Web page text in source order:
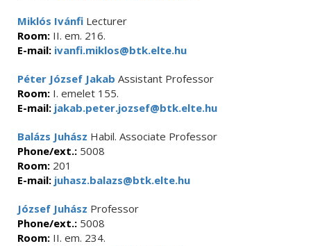
Miklós Ivánfi Lecturer
Room: II. em. 216.
E-mail: ivanfi.miklos@btk.elte.hu
Péter József Jakab Assistant Professor
Room: I. emelet 155.
E-mail: jakab.peter.jozsef@btk.elte.hu
Balázs Juhász Habil. Associate Professor
Phone/ext.: 5008
Room: 201
E-mail: juhasz.balazs@btk.elte.hu
József Juhász Professor
Phone/ext.: 5008
Room: II. em. 234.